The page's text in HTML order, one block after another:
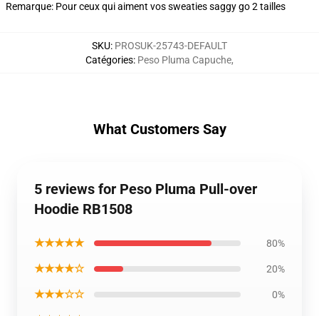
Remarque: Pour ceux qui aiment vos sweaties saggy go 2 tailles
SKU: PROSUK-25743-DEFAULT
Catégories: Peso Pluma Capuche,
What Customers Say
5 reviews for Peso Pluma Pull-over
Hoodie RB1508
★★★★★ 80%
★★★★☆ 20%
★★★☆☆ 0%